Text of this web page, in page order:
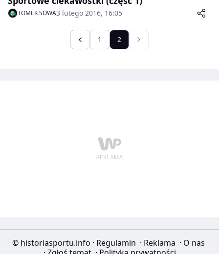
TOMEK SOWA3 lutego 2016, 16:05
1 2
© historiasportu.info · Regulamin · Reklama · O nas